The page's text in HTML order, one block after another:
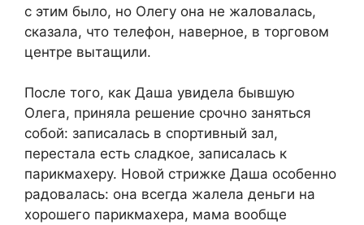
с этим было, но Олегу она не жаловалась,
сказала, что телефон, наверное, в торговом
центре вытащили.
После того, как Даша увидела бывшую
Олега, приняла решение срочно заняться
собой: записалась в спортивный зал,
перестала есть сладкое, записалась к
парикмахеру. Новой стрижке Даша особенно
радовалась: она всегда жалела деньги на
хорошего парикмахера, мама вообще